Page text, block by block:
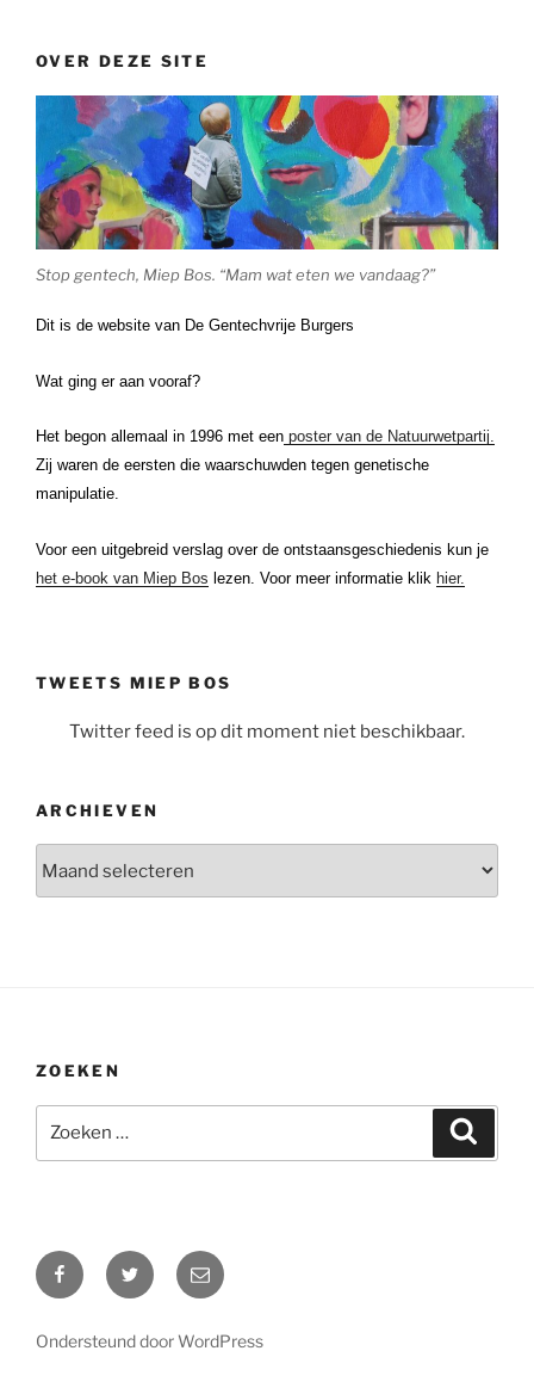
OVER DEZE SITE
Stop gentech, Miep Bos. “Mam wat eten we vandaag?”
Dit is de website van De Gentechvrije Burgers
Wat ging er aan vooraf?
Het begon allemaal in 1996 met een poster van de Natuurwetpartij.
Zij waren de eersten die waarschuwden tegen genetische
manipulatie.
Voor een uitgebreid verslag over de ontstaansgeschiedenis kun je
het e-book van Miep Bos lezen. Voor meer informatie klik hier.
TWEETS MIEP BOS
Twitter feed is op dit moment niet beschikbaar.
ARCHIEVEN
ZOEKEN
naar:
FacebookTwitter E-
mail
Ondersteund door WordPress